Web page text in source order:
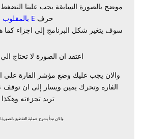
موضح بالصورة السابقة يجب علينا النضغط
حرف E بالمقلوب
سوف يتغير شكل البرنامج إلى اجزاء كما
اعتقد ان الصورة لا تحتاج
والان يجب عليك وضع مؤشر الفارة
الفاره وتحرك يمين ويسار إلى ان توقف
تريد تجزءته وهكذا
والان نبدأ بشرح عملية التقطيع بالصورة